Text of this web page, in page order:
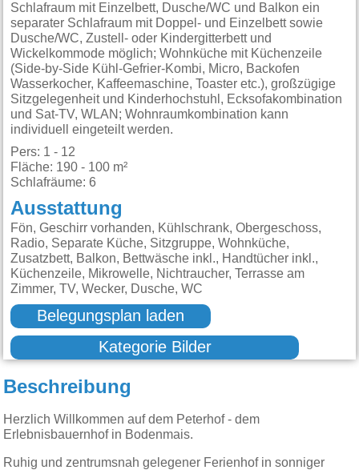
Schlafraum mit Einzelbett, Dusche/WC und Balkon ein
separater Schlafraum mit Doppel- und Einzelbett sowie
Dusche/WC, Zustell- oder Kindergitterbett und
Wickelkommode möglich; Wohnküche mit Küchenzeile
(Side-by-Side Kühl-Gefrier-Kombi, Micro, Backofen
Wasserkocher, Kaffeemaschine, Toaster etc.), großzügige
Sitzgelegenheit und Kinderhochstuhl, Ecksofakombination
und Sat-TV, WLAN; Wohnraumkombination kann
individuell eingeteilt werden.
Pers: 1 - 12
Fläche: 190 - 100 m²
Schlafräume: 6
Ausstattung
Fön, Geschirr vorhanden, Kühlschrank, Obergeschoss,
Radio, Separate Küche, Sitzgruppe, Wohnküche,
Zusatzbett, Balkon, Bettwäsche inkl., Handtücher inkl.,
Küchenzeile, Mikrowelle, Nichtraucher, Terrasse am
Zimmer, TV, Wecker, Dusche, WC
Belegungsplan laden
Kategorie Bilder
Beschreibung
Herzlich Willkommen auf dem Peterhof - dem
Erlebnisbauernhof in Bodenmais.
Ruhig und zentrumsnah gelegener Ferienhof in sonniger